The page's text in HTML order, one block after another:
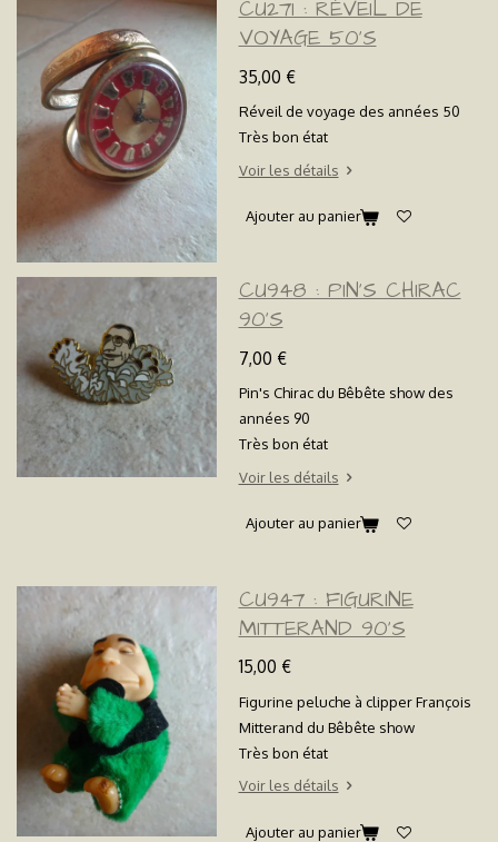
CU271 : RÉVEIL DE
VOYAGE 50'S
35,00 €
Réveil de voyage des années 50
Très bon état
Voir les détails
Ajouter au panier
CU948 : PIN'S CHIRAC
90'S
7,00 €
Pin's Chirac du Bêbête show des
années 90
Très bon état
Voir les détails
Ajouter au panier
CU947 : FIGURINE
MITTERAND 90'S
15,00 €
Figurine peluche à clipper François
Mitterand du Bêbête show
Très bon état
Voir les détails
Ajouter au panier